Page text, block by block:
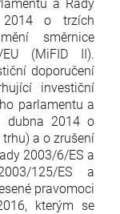
o trzích
směrnice
(MiFID II).
doporučení
investiční
parlamentu a
dubna 2014 o
a o zrušení
2003/6/ES a
125/ES a
pravomoci
kterým se